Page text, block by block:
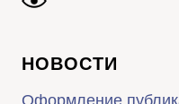
НОВОСТИ
Оформление